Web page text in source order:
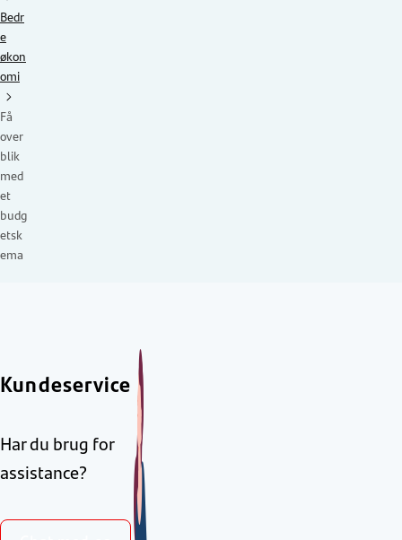
Bedr
e
økon
omi
Få
over
blik
med
et
budg
etsk
ema
Kundeservice
Har du brug for
assistance?